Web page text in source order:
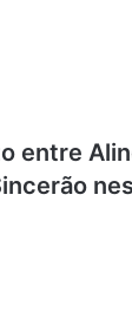
entre